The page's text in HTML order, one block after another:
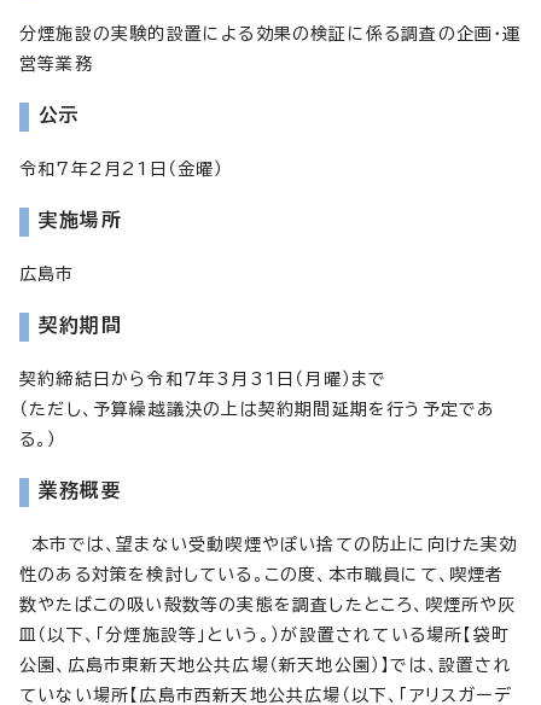
分煙施設の実験的設置による効果の検証に係る調査の企画・運
営等業務
公示
令和7年2月21日（金曜）
実施場所
広島市
契約期間
契約締結日から令和7年3月31日（月曜）まで
（ただし、予算繰越議決の上は契約期間延期を行う予定であ
る。）
業務概要
本市では、望まない受動喫煙やぽい捨ての防止に向けた実効
性のある対策を検討している。この度、本市職員にて、喫煙者
数やたばこの吸い殻数等の実態を調査したところ、喫煙所や灰
皿（以下、「分煙施設等」という。）が設置されている場所【袋町
公園、広島市東新天地公共広場（新天地公園）】では、設置され
ていない場所【広島市西新天地公共広場（以下、「アリスガーデ